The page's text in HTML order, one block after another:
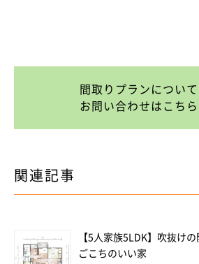
間取りプランについて
お問い合わせはこちら
関連記事
【5人家族5LDK】吹抜け
ごこちのいい家